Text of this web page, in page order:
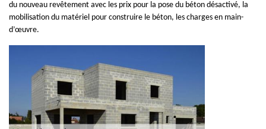
du nouveau revêtement avec les prix pour la pose du béton désactivé, la
mobilisation du matériel pour construire le béton, les charges en main-
d’œuvre.